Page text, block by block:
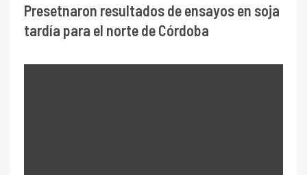
Presetnaron resultados de ensayos en soja
tardía para el norte de Córdoba